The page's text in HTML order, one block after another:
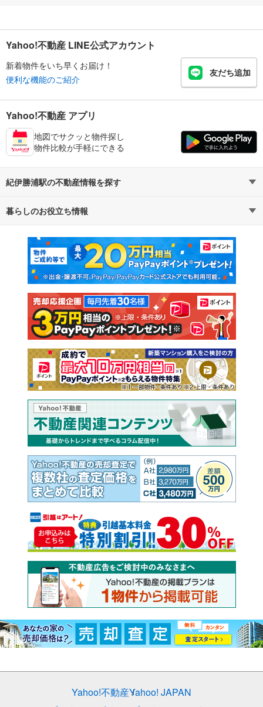
Yahoo!不動産 LINE公式アカウント
新着物件をいち早くお届け！
便利な機能のご紹介
友だち追加
Yahoo!不動産 アプリ
地図でサクッと物件探し
物件比較が手軽にできる
紀伊勝浦駅の不動産情報を探す
不動産・住宅
新築マンション 中古マンション
新築一戸建て 中古一戸建て
注文住宅 土地
売却査定
暮らしのお役立ち情報
マンションカタログ 教えて！住まいの先生
Yahoo!不動産Yahoo! JAPAN